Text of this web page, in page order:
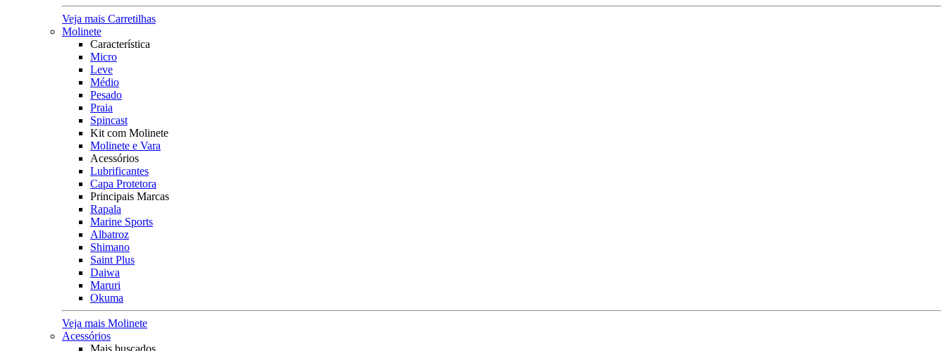
Veja mais Carretilhas
Molinete
Característica
Micro
Leve
Médio
Pesado
Praia
Spincast
Kit com Molinete
Molinete e Vara
Acessórios
Lubrificantes
Capa Protetora
Principais Marcas
Rapala
Marine Sports
Albatroz
Shimano
Saint Plus
Daiwa
Maruri
Okuma
Veja mais Molinete
Acessórios
Mais buscados